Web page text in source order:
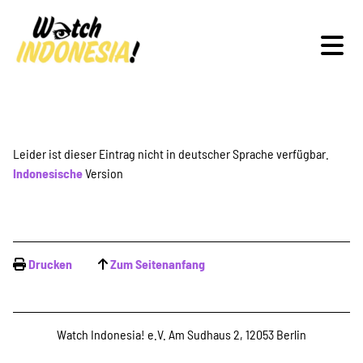
Schwerpunkte
Leider ist dieser Eintrag nicht in deutscher Sprache verfügbar.
IndonesischeVersion
Drucken Zum Seitenanfang
Watch Indonesia! e.V. Am Sudhaus 2, 12053 Berlin